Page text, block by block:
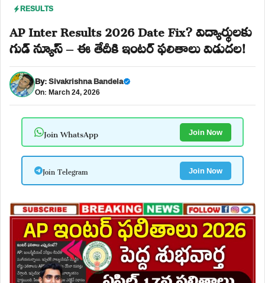
RESULTS
AP Inter Results 2026 Date Fix? విద్యార్థులకు
గుడ్ న్యూస్ – ఈ తేదీకి ఇంటర్ ఫలితాలు విడుదల!
By:Sivakrishna Bandela
On: March 24, 2026
Join WhatsApp Join Now
Join Telegram Join Now